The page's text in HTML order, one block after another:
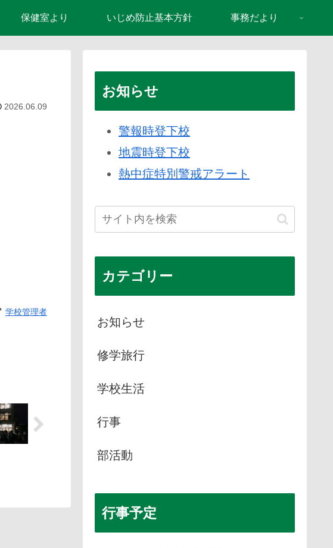
保健室より いじめ防止基本方針 事務だより
2026.06.09
学校管理者
お知らせ
警報時登下校
地震時登下校
熱中症特別警戒アラート
カテゴリー
お知らせ
修学旅行
学校生活
行事
部活動
行事予定